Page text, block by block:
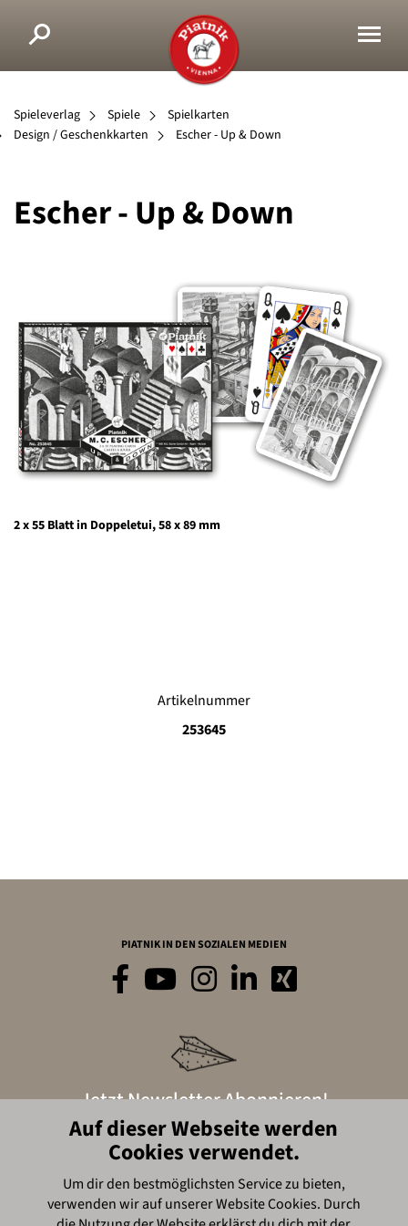
Spieleverlag Spiele
Spielkarten
Design / Geschenkkarten
Escher - Up & Down
Escher - Up & Down
2 x 55 Blatt in Doppeletui, 58 x 89 mm
Artikelnummer
253645
PIATNIK IN DEN SOZIALEN MEDIEN
Jetzt Newsletter Abonnieren!
Hier anmelden
© Piatnik, 2016
Auf dieser Webseite werden
Cookies verwendet.
Um dir den bestmöglichsten Service zu bieten,
verwenden wir auf unserer Website Cookies. Durch